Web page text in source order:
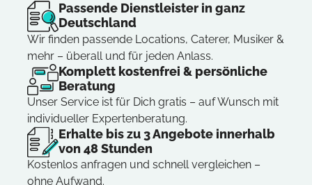
Passende Dienstleister in ganz
Deutschland
Wir finden passende Locations, Caterer, Musiker &
mehr – überall und für jeden Anlass.
Komplett kostenfrei & persönliche
Beratung
Unser Service ist für Dich gratis – auf Wunsch mit
individueller Expertenberatung.
Erhalte bis zu 3 Angebote innerhalb
von 48 Stunden
Kostenlos anfragen und schnell vergleichen –
ohne Aufwand.